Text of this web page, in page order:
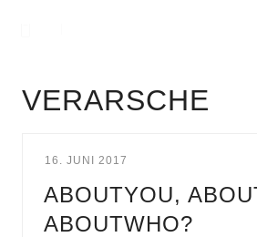
VERARSCHE
16. JUNI 2017
ABOUTYOU,
ABOUTWHO?